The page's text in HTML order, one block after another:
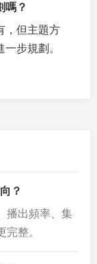
嗎？
，但主題方
步規劃。
？
播出頻率、集
整。